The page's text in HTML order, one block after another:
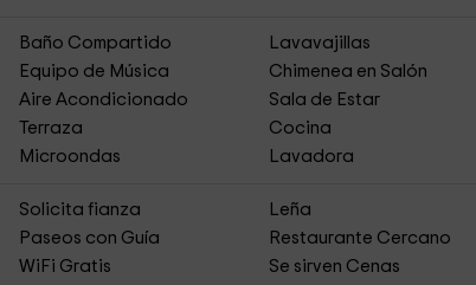
Baño Compartido
Lavavajillas
Equipo de Música
Chimenea en Salón
Aire Acondicionado
Sala de Estar
Terraza
Cocina
Microondas Lavadora
Solicita fianza
Leña
Paseos con Guía
Restaurante Cercano
WiFi Gratis
Se sirven Cenas